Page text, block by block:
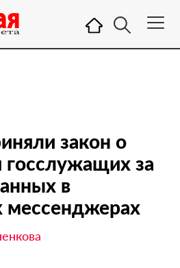
закон о
за
в
мессенджерах